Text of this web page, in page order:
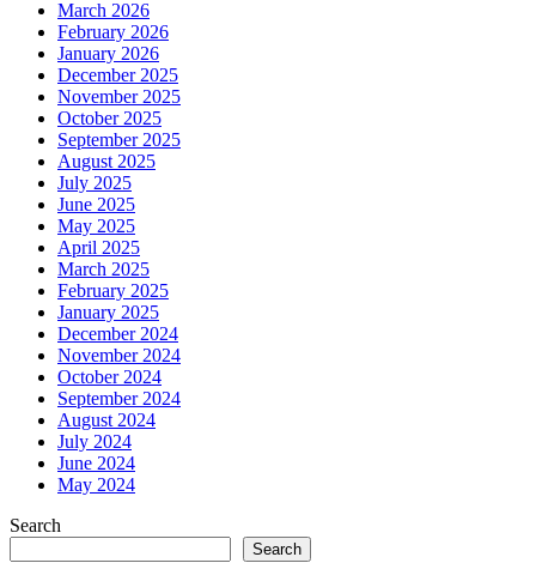
March 2026
February 2026
January 2026
December 2025
November 2025
October 2025
September 2025
August 2025
July 2025
June 2025
May 2025
April 2025
March 2025
February 2025
January 2025
December 2024
November 2024
October 2024
September 2024
August 2024
July 2024
June 2024
May 2024
Search
Search